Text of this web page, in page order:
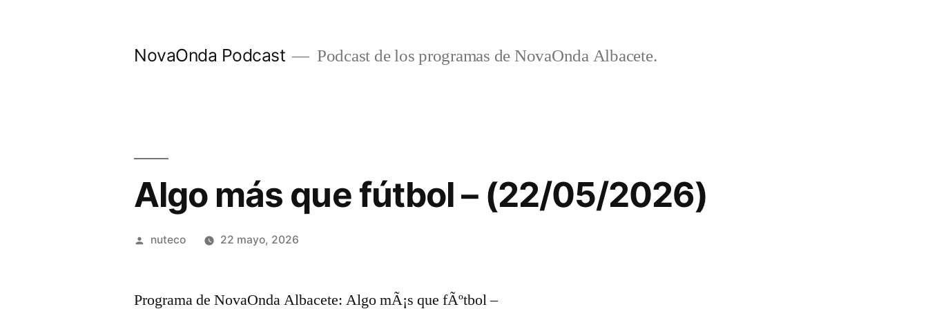
NovaOnda Podcast Podcast de los programas de NovaOnda Albacete.
Algo más que fútbol – (22/05/2026)
Publicada
nuteco 22 mayo, 2026
Programa de NovaOnda Albacete: Algo mÃ¡s que fÃºtbol –